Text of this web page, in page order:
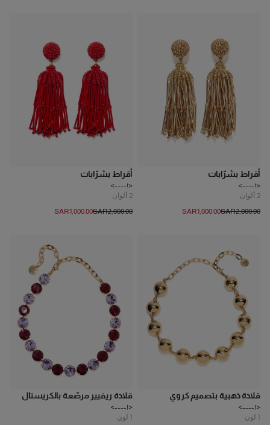
أقراط بشرّابات
<!---->
2 ألوان
SAR‌2,000.00
SAR‌1,000.00
أقراط بشرّابات
<!---->
2 ألوان
SAR‌2,000.00
SAR‌1,000.00
قلادة ذهبية بتصميم كروي
<!---->
1 لون
قلادة ريفيير مرصّعة بالكريستال
<!---->
1 لون